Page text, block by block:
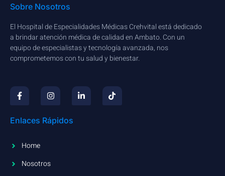
Sobre Nosotros
El Hospital de Especialidades Médicas Crehvital está dedicado
a brindar atención médica de calidad en Ambato. Con un
equipo de especialistas y tecnología avanzada, nos
comprometemos con tu salud y bienestar.
Enlaces Rápidos
Home
Nosotros